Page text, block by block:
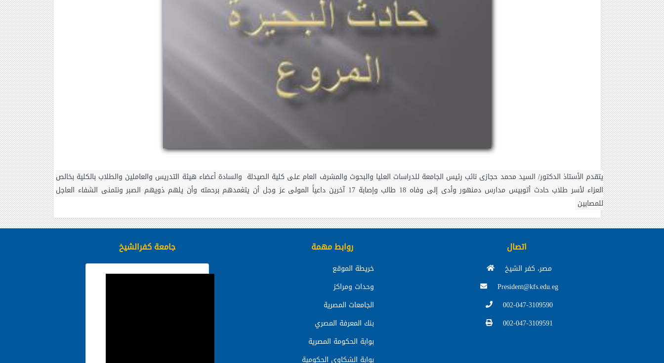
يتقدم الأستاذ الدكتور/ السيد محمد حجازى نائب رئيس الجامعة للدراسات العليا والبحوث والمشرف العام على كلية الصيدلة والسادة أعضاء هيئة التدريس والعاملين والطلاب بالكلية بخالص
العزاء لأسر طلاب حادث أتوبيس مدارس دمنهور وأدى إلى وفاه 18 طالب وإصابة 17 آخرين داعياً المولى عز وجل أن يتغمدهم برحمته وأن يلهم ذويهم الصبر ونتمنى الشفاء العاجل
للمصابين
جامعة كفرالشيخ روابط مهمة
خريطة الموقع
وحدات ومراكز
الجامعات المصرية
بنك المعرفة المصري
بوابة الحكومة المصرية
بوابة الشكاوي الحكومية
اتصال
مصر، كفر الشيخ
President@kfs.edu.eg
002-047-3109590
002-047-3109591